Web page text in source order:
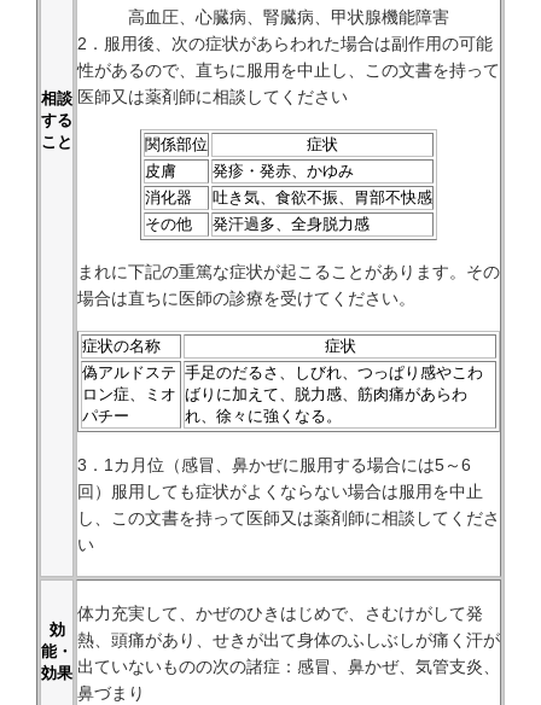
相談
する
こと
高血圧、心臓病、腎臓病、甲状腺機能障害
2．服用後、次の症状があらわれた場合は副作用の可能
性があるので、直ちに服用を中止し、この文書を持って
医師又は薬剤師に相談してください
関係部位
症状
皮膚
発疹・発赤、かゆみ
消化器
吐き気、食欲不振、胃部不快感
その他
発汗過多、全身脱力感
まれに下記の重篤な症状が起こることがあります。その
場合は直ちに医師の診療を受けてください。
症状の名称
症状
偽アルドステ
ロン症、ミオ
パチー
手足のだるさ、しびれ、つっぱり感やこわ
ばりに加えて、脱力感、筋肉痛があらわ
れ、徐々に強くなる。
3．1カ月位（感冒、鼻かぜに服用する場合には5～6
回）服用しても症状がよくならない場合は服用を中止
し、この文書を持って医師又は薬剤師に相談してくださ
い
効
能・
効果
体力充実して、かぜのひきはじめで、さむけがして発
熱、頭痛があり、せきが出て身体のふしぶしが痛く汗が
出ていないものの次の諸症：感冒、鼻かぜ、気管支炎、
鼻づまり